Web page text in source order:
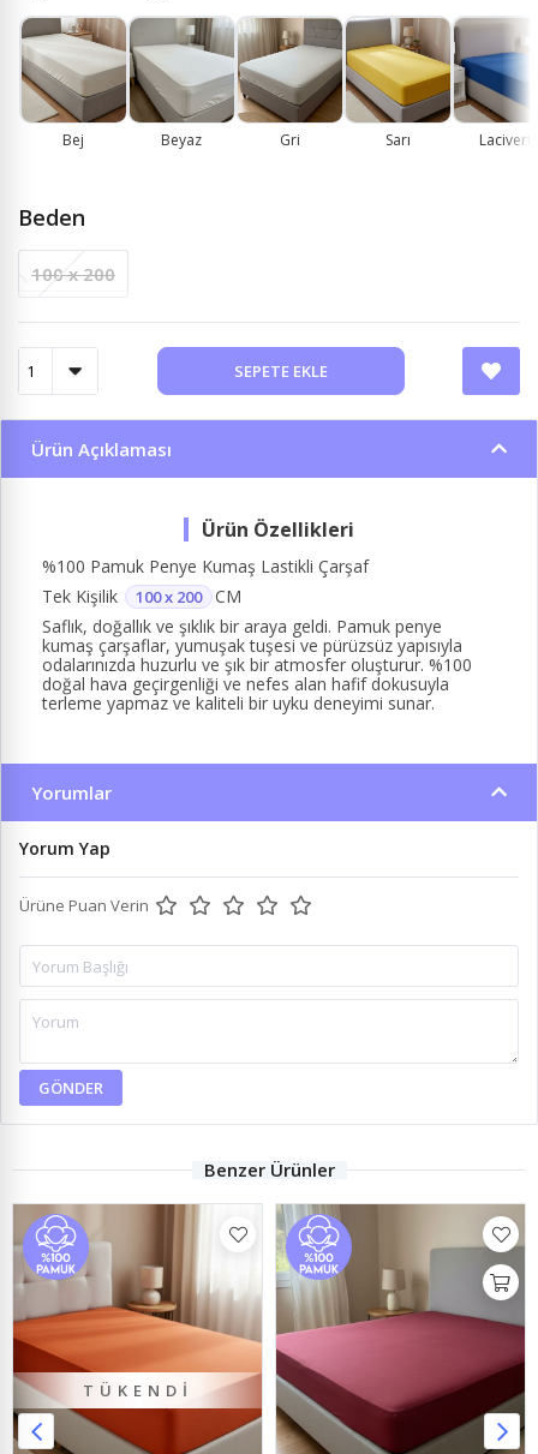
Bej Beyaz Gri Sarı Lacivert
Beden
100 x 200
SEPETE EKLE
Ürün Açıklaması
%100 Pamuk Penye Kumaş Lastikli Çarşaf
Tek Kişilik
100 x 200
CM
Saflık, doğallık ve şıklık bir araya geldi. Pamuk penye
kumaş çarşaflar, yumuşak tuşesi ve pürüzsüz yapısıyla
odalarınızda huzurlu ve şık bir atmosfer oluşturur. %100
doğal hava geçirgenliği ve nefes alan hafif dokusuyla
terleme yapmaz ve kaliteli bir uyku deneyimi sunar.
Yorumlar
Yorum Yap
Ürüne Puan Verin
GÖNDER
Benzer Ürünler
TÜKENDI